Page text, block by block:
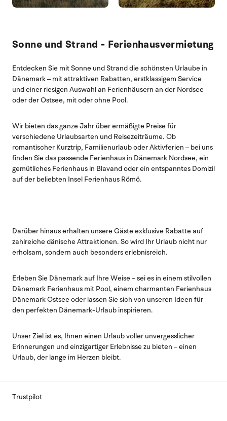
Sonne und Strand - Ferienhausvermietung
Entdecken Sie mit Sonne und Strand die schönsten Urlaube in
Dänemark– mit attraktiven Rabatten, erstklassigem Service
und einer riesigen Auswahl an Ferienhäusern an der Nordsee
oder der Ostsee, mit oder ohne Pool.
Wir bieten das ganze Jahr über ermäßigte Preise für
verschiedene Urlaubsarten und Reisezeiträume. Ob
romantischer Kurztrip, Familienurlaub oder Aktivferien – bei uns
finden Sie das passende Ferienhaus in Dänemark Nordsee, ein
gemütliches Ferienhaus in Blavandoder ein entspanntes Domizil
auf der beliebten Insel Ferienhaus Römö.
Darüber hinaus erhalten unsere Gäste exklusive Rabatte auf
zahlreiche dänische Attraktionen. So wird Ihr Urlaub nicht nur
erholsam, sondern auch besonders erlebnisreich.
Erleben Sie Dänemark auf Ihre Weise – sei es in einem stilvollen
Dänemark Ferienhaus mit Pool, einem charmanten Ferienhaus
Dänemark Ostseeoder lassen Sie sich von unseren Ideen für
den perfekten Dänemark-Urlaub inspirieren.
Unser Ziel ist es, Ihnen einen Urlaub voller unvergesslicher
Erinnerungen und einzigartiger Erlebnisse zu bieten – einen
Urlaub, der lange im Herzen bleibt.
Trustpilot